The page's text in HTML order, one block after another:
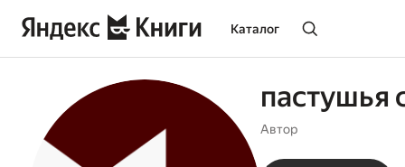
Каталог
пастушья
Автор